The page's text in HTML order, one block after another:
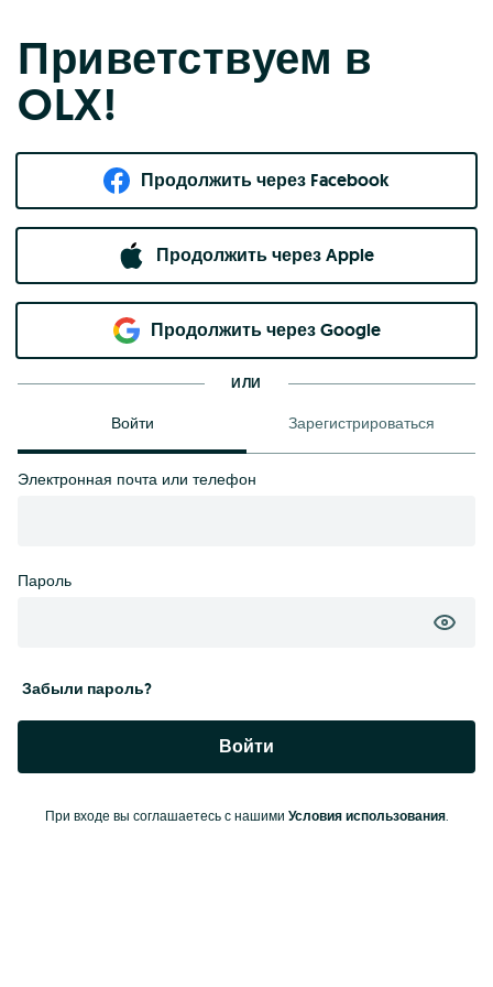
Приветствуем в
OLX!
Продолжить через Facebook
Продолжить через Apple
Продолжить через Google
ИЛИ
Войти Зарегистрироваться
Электронная почта или телефон
Пароль
Забыли пароль?
Войти
При входе вы соглашаетесь с нашими Условия использования.